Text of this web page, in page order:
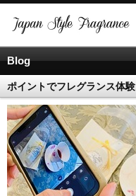
Blog
ポイントでフレグランス体験